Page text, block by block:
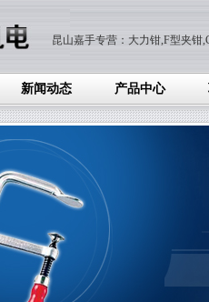
昆山嘉手专营：大力钳,F型夹钳
新闻动态 产品中心